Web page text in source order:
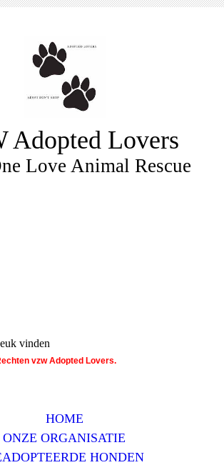
Adopted Lovers
Animal Rescue
vinden
vzw Adopted Lovers.
HOME
ONZE ORGANISATIE
HONDEN